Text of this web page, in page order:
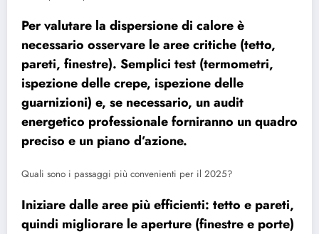
Per valutare la dispersione di calore è
necessario osservare le aree critiche (tetto,
pareti, finestre). Semplici test (termometri,
ispezione delle crepe, ispezione delle
guarnizioni) e, se necessario, un audit
energetico professionale forniranno un quadro
preciso e un piano d’azione.
Quali sono i passaggi più convenienti per il 2025?
Iniziare dalle aree più efficienti: tetto e pareti,
quindi migliorare le aperture (finestre e porte)